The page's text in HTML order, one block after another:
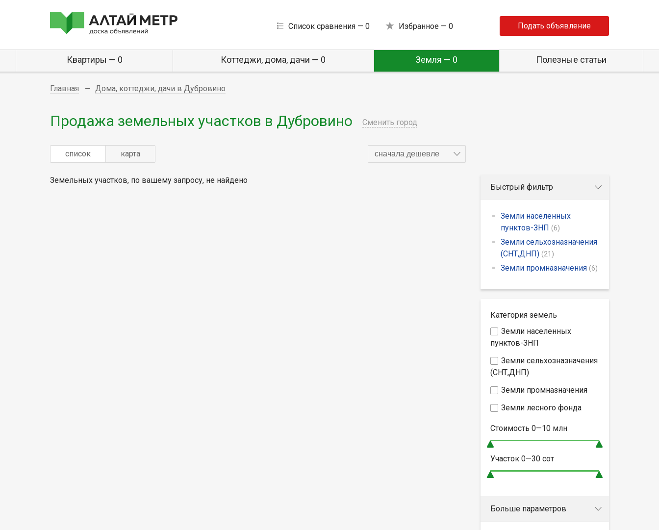
Список сравнения — 0 Избранное — 0 Подать объявление
Квартиры — 0 Коттеджи, дома, дачи — 0 Земля — 0 Полезные статьи
Главная Дома, коттеджи, дачи в Дубровино
Продажа земельных участков в Дубровино Сменить город
список карта сначала дешевле
Земельных участков, по вашему запросу, не найдено
Быстрый фильтр
Земли населенных
пунктов-ЗНП (6)
Земли сельхозназначения
(СНТ,ДНП) (21)
Земли промназначения (6)
Категория земель
Земли населенных
пунктов-ЗНП
Земли сельхозназначения
(СНТ,ДНП)
Земли промназначения
Земли лесного фонда
Стоимость 0—10млн
Участок 0—30сот
Больше параметров